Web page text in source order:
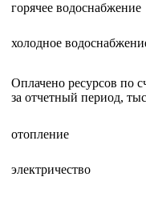
горячее водоснабжение
холодное
Оплачено ресурсов по
за отчетный период,
отопление
электричество